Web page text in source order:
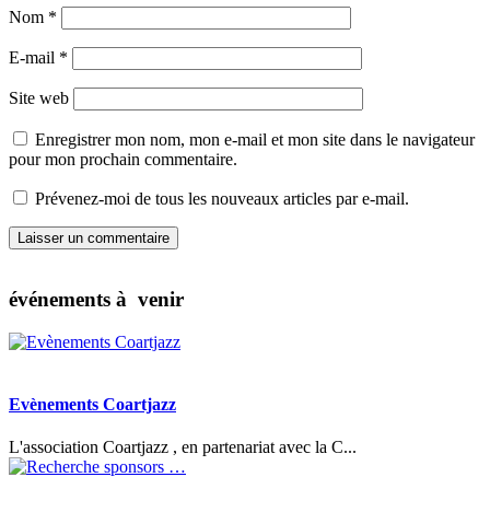
Nom *
E-mail *
Site web
Enregistrer mon nom, mon e-mail et mon site dans le navigateur
pour mon prochain commentaire.
Prévenez-moi de tous les nouveaux articles par e-mail.
événements à venir
Evènements Coartjazz
L'association Coartjazz , en partenariat avec la C...